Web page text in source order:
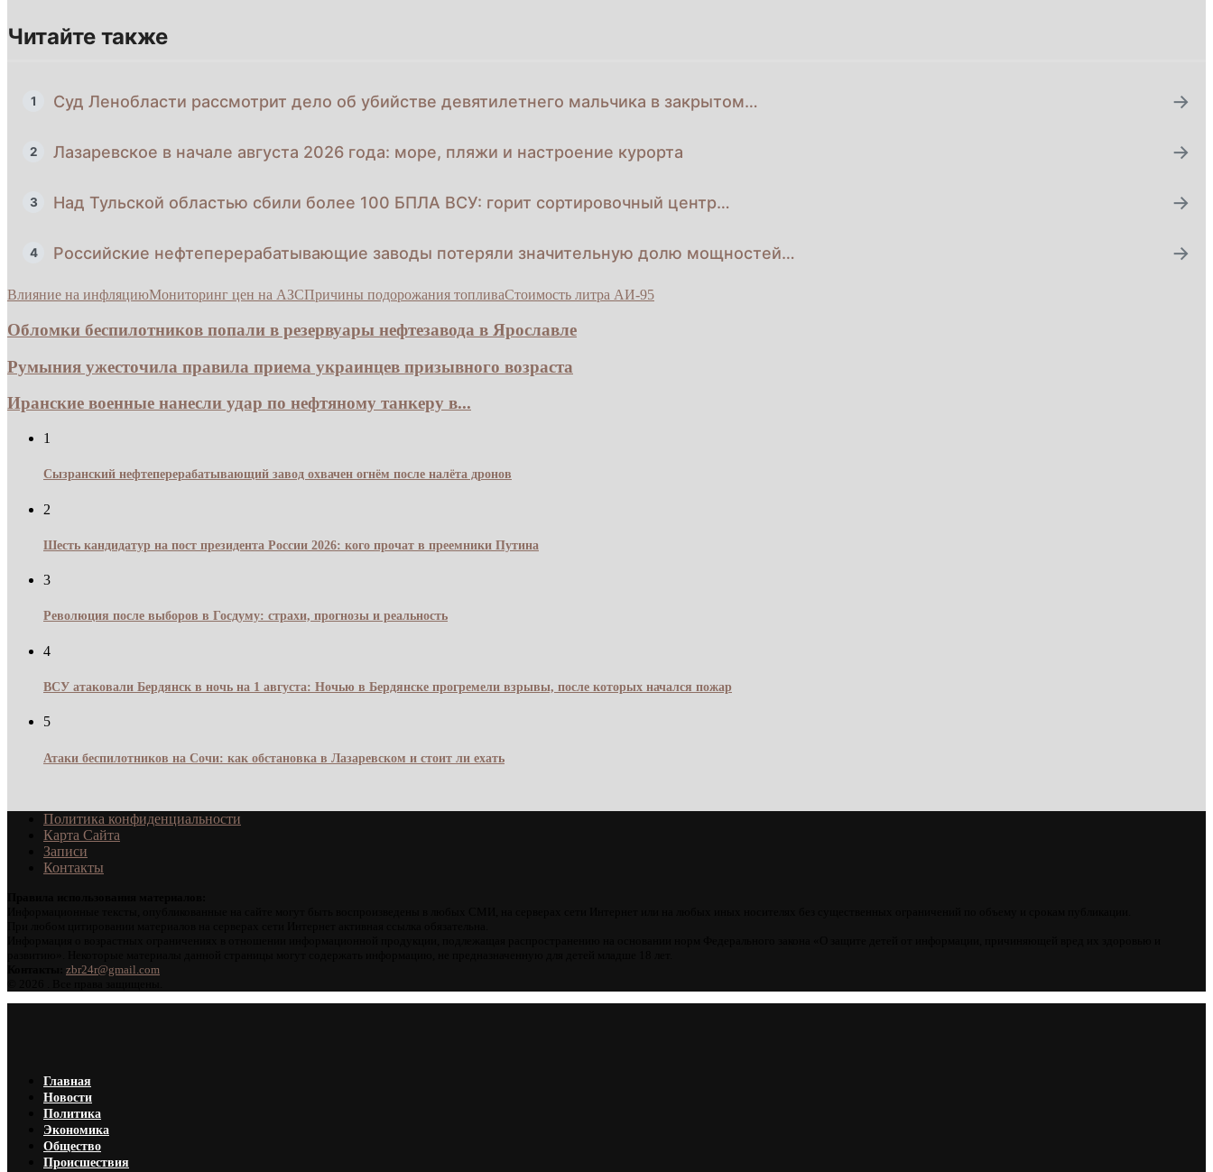
Читайте также
1 Суд Ленобласти рассмотрит дело об убийстве девятилетнего мальчика в закрытом… →
2 Лазаревское в начале августа 2026 года: море, пляжи и настроение курорта →
3 Над Тульской областью сбили более 100 БПЛА ВСУ: горит сортировочный центр… →
4 Российские нефтеперерабатывающие заводы потеряли значительную долю мощностей… →
Влияние на инфляциюМониторинг цен на АЗСПричины подорожания топливаСтоимость литра АИ-95
Обломки беспилотников попали в резервуары нефтезавода в Ярославле
Румыния ужесточила правила приема украинцев призывного возраста
Иранские военные нанесли удар по нефтяному танкеру в...
1
Сызранский нефтеперерабатывающий завод охвачен огнём после налёта дронов
2
Шесть кандидатур на пост президента России 2026: кого прочат в преемники Путина
3
Революция после выборов в Госдуму: страхи, прогнозы и реальность
4
ВСУ атаковали Бердянск в ночь на 1 августа: Ночью в Бердянске прогремели взрывы, после которых начался пожар
5
Атаки беспилотников на Сочи: как обстановка в Лазаревском и стоит ли ехать
Политика конфиденциальности
Карта Сайта
Записи
Контакты
zbr24r@gmail.com
Главная
Новости
Политика
Экономика
Общество
Происшествия